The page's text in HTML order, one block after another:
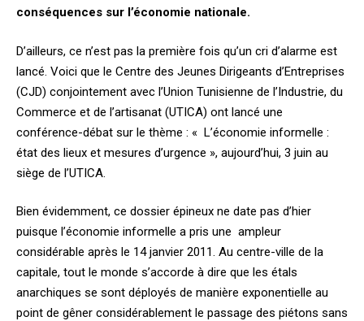
conséquences sur l’économie nationale.
D’ailleurs, ce n’est pas la première fois qu’un cri d’alarme est
lancé. Voici que le Centre des Jeunes Dirigeants d’Entreprises
(CJD) conjointement avec l’Union Tunisienne de l’Industrie, du
Commerce et de l’artisanat (UTICA) ont lancé une
conférence-débat sur le thème : « L’économie informelle :
état des lieux et mesures d’urgence », aujourd’hui, 3 juin au
siège de l’UTICA.
Bien évidemment, ce dossier épineux ne date pas d’hier
puisque l’économie informelle a pris une ampleur
considérable après le 14 janvier 2011. Au centre-ville de la
capitale, tout le monde s’accorde à dire que les étals
anarchiques se sont déployés de manière exponentielle au
point de gêner considérablement le passage des piétons sans